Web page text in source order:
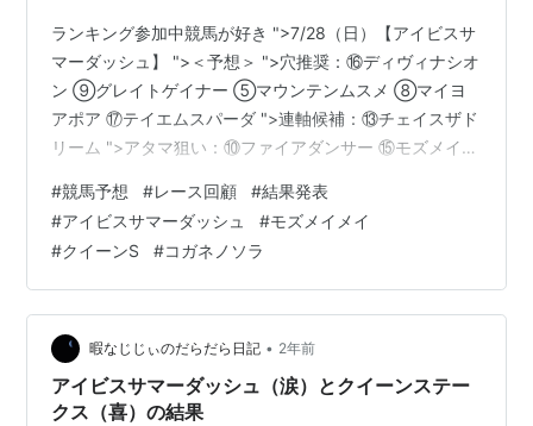
ランキング参加中競馬が好き ">7/28（日）【アイビスサ
マーダッシュ】 ">＜予想＞ ">穴推奨：⑯ディヴィナシオ
ン ⑨グレイトゲイナー ⑤マウンテンムスメ ⑧マイヨ
アポア ⑰テイエムスパーダ ">連軸候補：⑬チェイスザド
リーム ">アタマ狙い：⑩ファイアダンサー ⑮モズメイメ
⑬⑩⑮⑨⑤⑧⑰⑫④⑭②⑪3連複：⑬⑯-
⑩⑮⑨⑤⑧⑰⑫④⑭②⑪（総流し） ＜振り返り＞
《55.3》という平凡な勝ち時計になった理由は2つ考えら
れます。何回かザーッと降った雨の影響と直線向かい風
の影響です。マウンテンムスメは重賞でも内枠からすご
いダッシュ力を披露しましたが、3kg増の斤量とパ…
#競馬予想 #レース回顧 #結果発表
#アイビスサマーダッシュ #モズメイメイ
#クイーンS #コガネノソラ
暇なじじぃのだらだら日記 • 2年前
アイビスサマーダッシュ（涙）とクイーンステー
クス（喜）の結果